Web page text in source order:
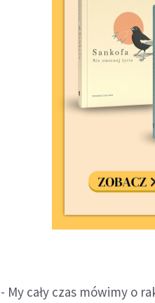
- My cały czas mówimy o